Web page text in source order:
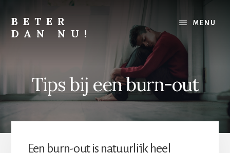
content
footer
BETER
DAN NU!
financieel,
alles
altijd
MENU
Tips bij een burn-out
Een burn-out is natuurlijk heel